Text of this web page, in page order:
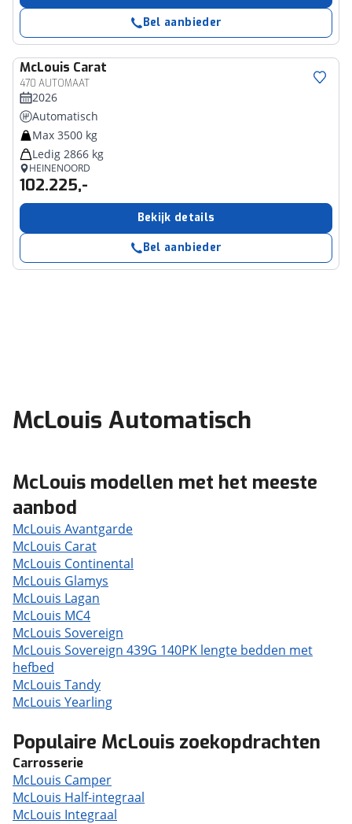
Bel aanbieder
McLouis Carat
470 AUTOMAAT
2026
Automatisch
Max 3500 kg
Ledig 2866 kg
HEINENOORD
102.225,-
Bekijk details
Bel aanbieder
McLouis Automatisch
McLouis modellen met het meeste
aanbod
McLouis Avantgarde
McLouis Carat
McLouis Continental
McLouis Glamys
McLouis Lagan
McLouis MC4
McLouis Sovereign
McLouis Sovereign 439G 140PK lengte bedden met
hefbed
McLouis Tandy
McLouis Yearling
Populaire McLouis zoekopdrachten
Carrosserie
McLouis Camper
McLouis Half-integraal
McLouis Integraal